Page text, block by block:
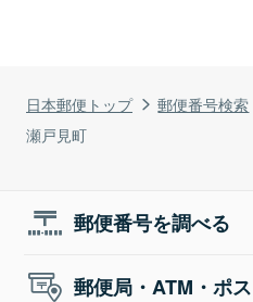
日本郵便トップ 郵便番号検索
瀬戸見町
郵便番号を調べる
郵便局・ATM・ポ